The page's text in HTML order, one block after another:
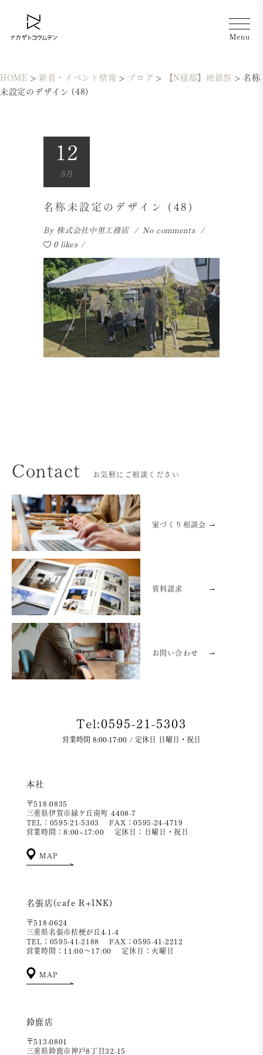
HOME > 新着・イベント情報 > ブログ > 【N様邸】地鎮祭 > 名称
未設定のデザイン (48)
12
5月
名称未設定のデザイン (48)
By 株式会社中里工務店
No comments
0 likes
Contact お気軽にご相談ください
家づくり相談会 ⇀
資料請求 ⇀
お問い合わせ ⇀
Tel:0595-21-5303
営業時間 8:00-17:00 / 定休日 日曜日・祝日
本社
〒518-0835
三重県伊賀市緑ケ丘南町 4408-7
TEL：0595-21-5303
FAX：0595-24-4719
営業時間：8:00~17:00
定休日：日曜日・祝日
MAP
名張店(cafe R+INK)
〒518-0624
三重県名張市桔梗が丘4-1-4
TEL：0595-41-2188
FAX：0595-41-2212
営業時間：11:00～17:00
定休日：火曜日
MAP
鈴鹿店
〒513-0801
三重県鈴鹿市神戸8丁目32-15